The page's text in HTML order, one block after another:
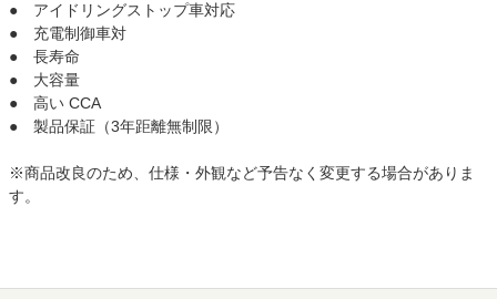
● アイドリングストップ車対応
● 充電制御車対
● 長寿命
● 大容量
● 高い CCA
● 製品保証（3年距離無制限）
※商品改良のため、仕様・外観など予告なく変更する場合がありま
す。